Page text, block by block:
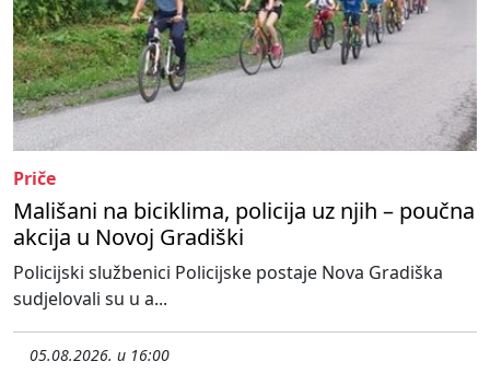
Priče
Mališani na biciklima, policija uz njih – poučna
akcija u Novoj Gradiški
Policijski službenici Policijske postaje Nova Gradiška
sudjelovali su u a...
05.08.2026. u 16:00